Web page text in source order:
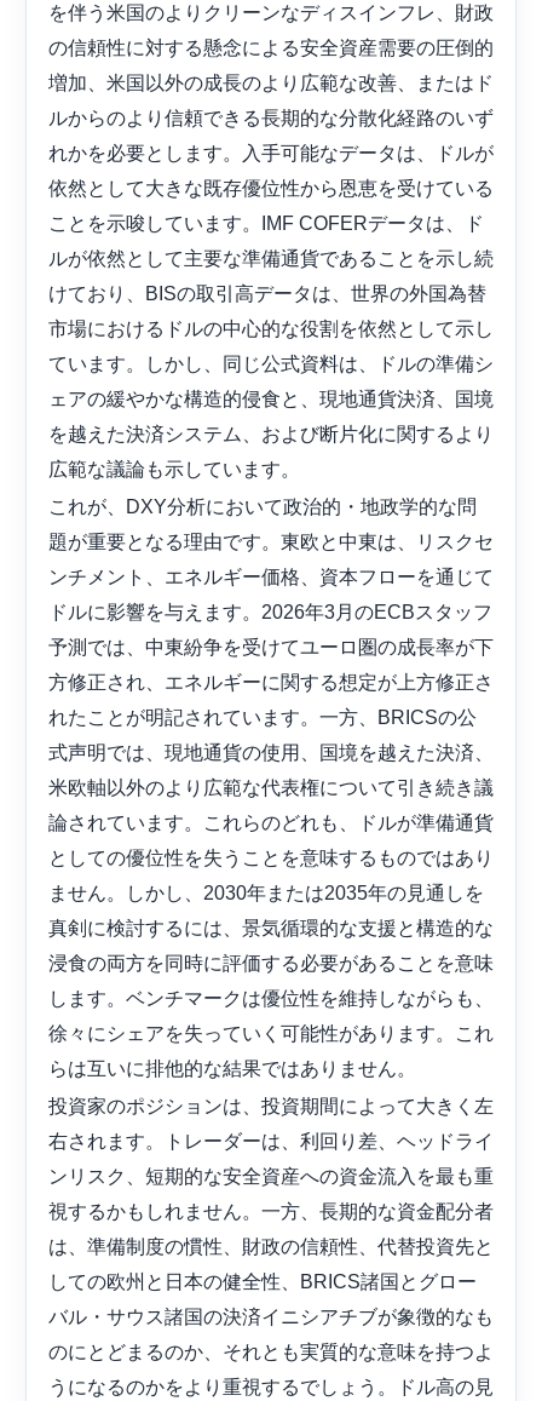
を伴う米国のよりクリーンなディスインフレ、財政
の信頼性に対する懸念による安全資産需要の圧倒的
増加、米国以外の成長のより広範な改善、またはド
ルからのより信頼できる長期的な分散化経路のいず
れかを必要とします。入手可能なデータは、ドルが
依然として大きな既存優位性から恩恵を受けている
ことを示唆しています。IMF COFERデータは、ド
ルが依然として主要な準備通貨であることを示し続
けており、BISの取引高データは、世界の外国為替
市場におけるドルの中心的な役割を依然として示し
ています。しかし、同じ公式資料は、ドルの準備シ
ェアの緩やかな構造的侵食と、現地通貨決済、国境
を越えた決済システム、および断片化に関するより
広範な議論も示しています。
これが、DXY分析において政治的・地政学的な問
題が重要となる理由です。東欧と中東は、リスクセ
ンチメント、エネルギー価格、資本フローを通じて
ドルに影響を与えます。2026年3月のECBスタッフ
予測では、中東紛争を受けてユーロ圏の成長率が下
方修正され、エネルギーに関する想定が上方修正さ
れたことが明記されています。一方、BRICSの公
式声明では、現地通貨の使用、国境を越えた決済、
米欧軸以外のより広範な代表権について引き続き議
論されています。これらのどれも、ドルが準備通貨
としての優位性を失うことを意味するものではあり
ません。しかし、2030年または2035年の見通しを
真剣に検討するには、景気循環的な支援と構造的な
浸食の両方を同時に評価する必要があることを意味
します。ベンチマークは優位性を維持しながらも、
徐々にシェアを失っていく可能性があります。これ
らは互いに排他的な結果ではありません。
投資家のポジションは、投資期間によって大きく左
右されます。トレーダーは、利回り差、ヘッドライ
ンリスク、短期的な安全資産への資金流入を最も重
視するかもしれません。一方、長期的な資金配分者
は、準備制度の慣性、財政の信頼性、代替投資先と
しての欧州と日本の健全性、BRICS諸国とグロー
バル・サウス諸国の決済イニシアチブが象徴的なも
のにとどまるのか、それとも実質的な意味を持つよ
うになるのかをより重視するでしょう。ドル高の見